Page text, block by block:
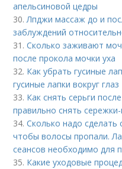
апельсиновой цедры
30.Лпджи массаж до и
заблуждений
31.Сколько заживают
после прокола мочки уха
32. Как убрать гусиные
гусиные лапки вокруг глаз
33. Как снять серьги
правильно снять сережки-
34.Сколько надо сделать
чтобы волосы пропали.
сеансов необходимо для
35. Какие уходовые